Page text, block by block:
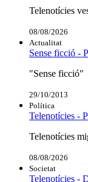
Telenotícies
08/08/2026
Actualitat
Sense ficció -
"Sense ficció"
29/10/2013
Política
Telenotícies -
Telenotícies
08/08/2026
Societat
Telenotícies -